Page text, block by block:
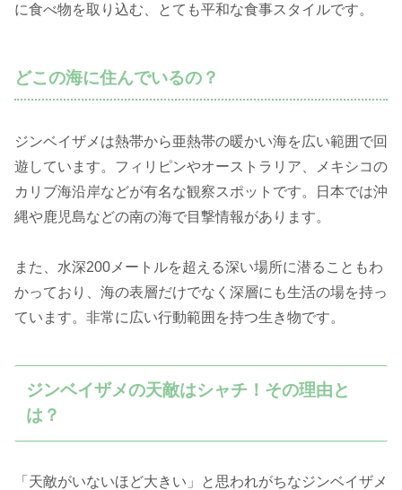
に食べ物を取り込む、とても平和な食事スタイルです。
どこの海に住んでいるの？
ジンベイザメは熱帯から亜熱帯の暖かい海を広い範囲で回
遊しています。フィリピンやオーストラリア、メキシコの
カリブ海沿岸などが有名な観察スポットです。日本では沖
縄や鹿児島などの南の海で目撃情報があります。
また、水深200メートルを超える深い場所に潜ることもわ
かっており、海の表層だけでなく深層にも生活の場を持っ
ています。非常に広い行動範囲を持つ生き物です。
ジンベイザメの天敵はシャチ！その理由と
は？
「天敵がいないほど大きい」と思われがちなジンベイザメ